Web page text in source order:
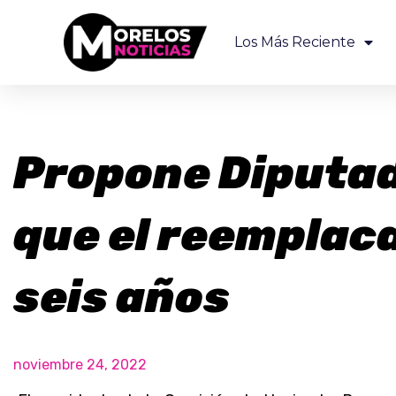
Los Más Reciente
Propone
que el
seis años
noviembre 24, 2022